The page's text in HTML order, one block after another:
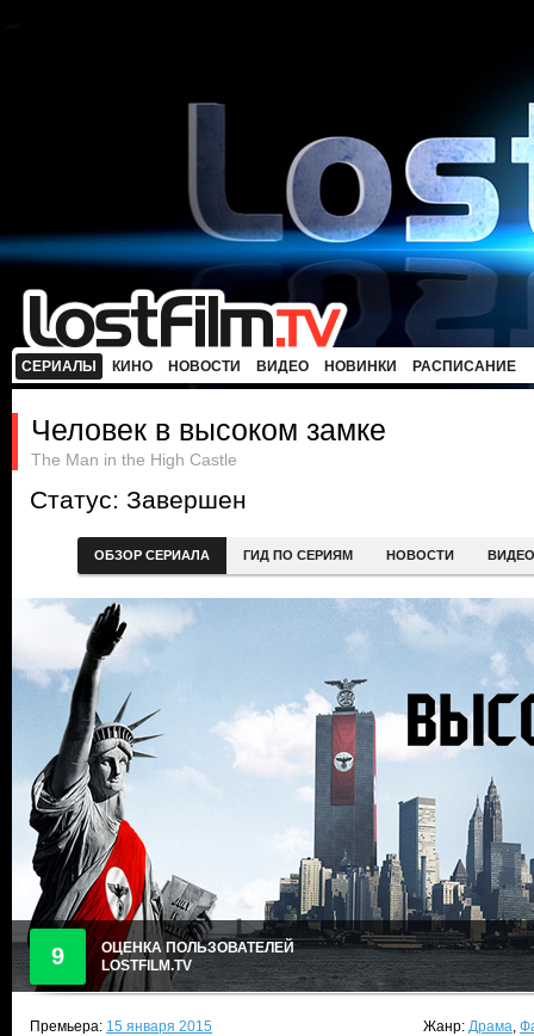
СЕРИАЛЫ КИНО НОВОСТИ ВИДЕО НОВИНКИ РАСПИСАНИЕ
Человек в высоком замке
The Man in the High Castle
Статус: Завершен
ОБЗОР СЕРИАЛА ГИД ПО СЕРИЯМ НОВОСТИ ВИДЕО
9
ОЦЕНКА ПОЛЬЗОВАТЕЛЕЙ
LOSTFILM.TV
Премьера: 15 января 2015
Жанр: Драма,